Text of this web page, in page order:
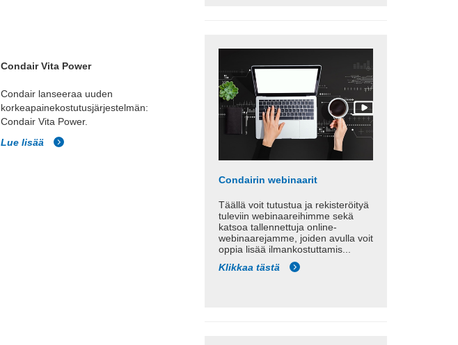
Condair Vita Power
Condair lanseeraa uuden
korkeapainekostutusjärjestelmän:
Condair Vita Power.
Lue lisää
Condairin webinaarit
Täällä voit tutustua ja rekisteröityä
tuleviin webinaareihimme sekä
katsoa tallennettuja online-
webinaarejamme, joiden avulla voit
oppia lisää ilmankostuttamis...
Klikkaa tästä